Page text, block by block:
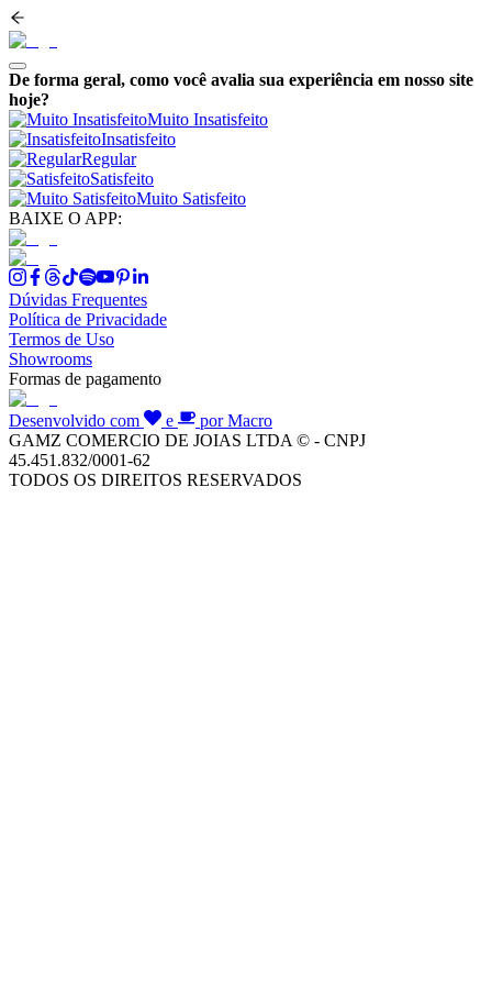
De forma geral, como você avalia sua experiência em nosso site
hoje?
Muito Insatisfeito
Insatisfeito
Regular
Satisfeito
Muito Satisfeito
BAIXE O APP:
Dúvidas Frequentes
Política de Privacidade
Termos de Uso
Showrooms
Formas de pagamento
Desenvolvido com e
por Macro
GAMZ COMERCIO DE JOIAS LTDA © - CNPJ
45.451.832/0001-62
TODOS OS DIREITOS RESERVADOS